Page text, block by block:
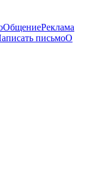
ОбщениеРеклама
письмоО